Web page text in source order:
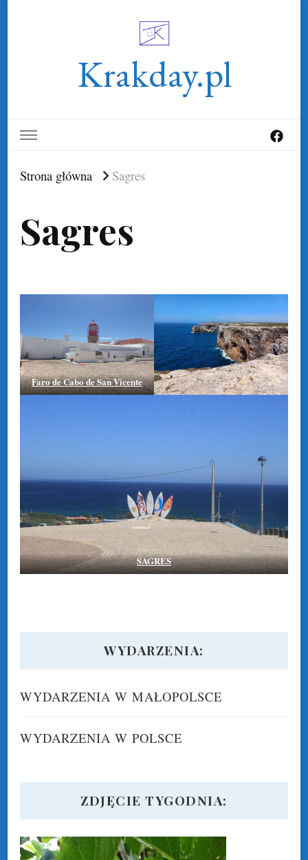
Krakday.pl
Strona główna Sagres
Sagres
Faro de Cabo de San Vicente
SAGRES
WYDARZENIA:
WYDARZENIA W MAŁOPOLSCE
WYDARZENIA W POLSCE
ZDJĘCIE TYGODNIA: